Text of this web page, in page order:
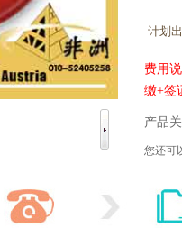
计划
费用
缴+签
产品
您还